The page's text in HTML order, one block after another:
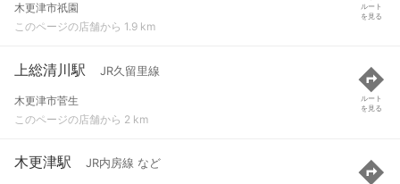
木更津市祇園
このページの店舗から 1.9 km
ルート
を見る
上総清川駅 JR久留里線
木更津市菅生
このページの店舗から 2 km
ルート
を見る
木更津駅 JR内房線 など